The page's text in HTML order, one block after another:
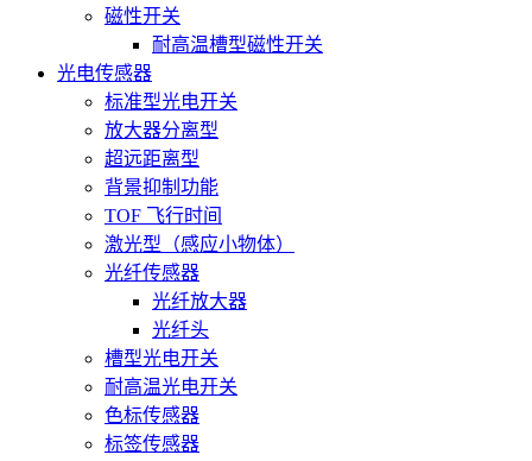
磁性开关
耐高温槽型磁性开关
光电传感器
标准型光电开关
放大器分离型
超远距离型
背景抑制功能
TOF 飞行时间
激光型（感应小物体）
光纤传感器
光纤放大器
光纤头
槽型光电开关
耐高温光电开关
色标传感器
标签传感器